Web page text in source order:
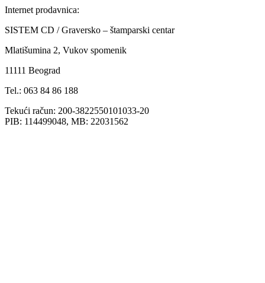
Internet prodavnica:
SISTEM CD / Graversko – štamparski centar
Mlatišumina 2, Vukov spomenik
11111 Beograd
Tel.: 063 84 86 188
Tekući račun: 200-3822550101033-20
PIB: 114499048, MB: 22031562